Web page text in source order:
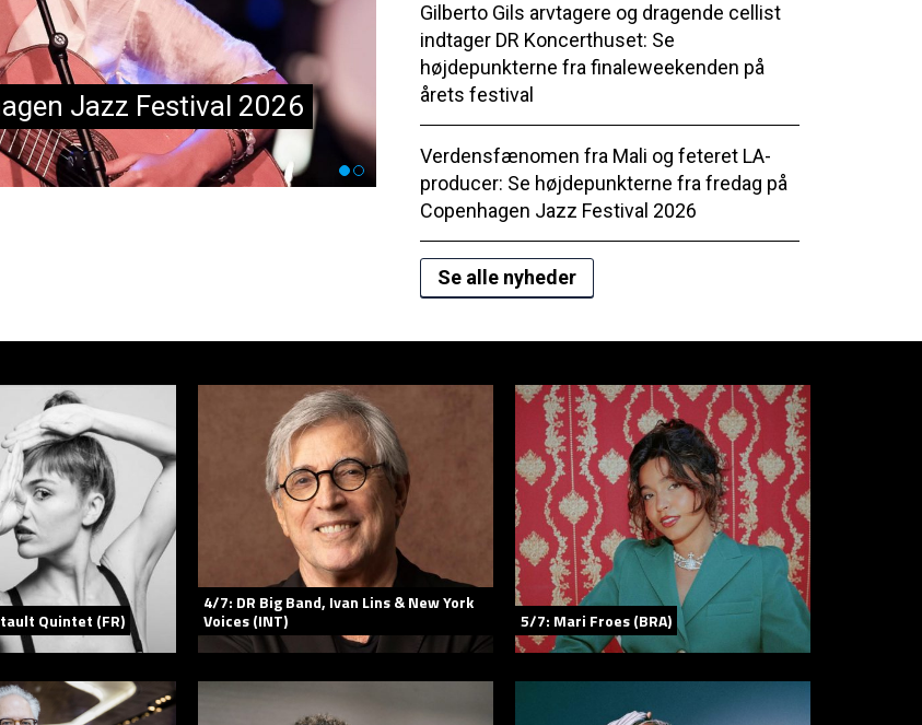
mod menneskelig
Copenhagen Jazz Festival
Gilberto Gils arvtagere og dragende cellist
indtager DR Koncerthuset: Se
højdepunkterne fra finaleweekenden på
årets festival
Verdensfænomen fra Mali og feteret LA-
producer: Se højdepunkterne fra fredag på
Copenhagen Jazz Festival 2026
Se alle nyheder
Quintet (FR)
4/7: DR Big Band, Ivan Lins & New York
Voices (INT)
5/7: Mari Froes (BRA)